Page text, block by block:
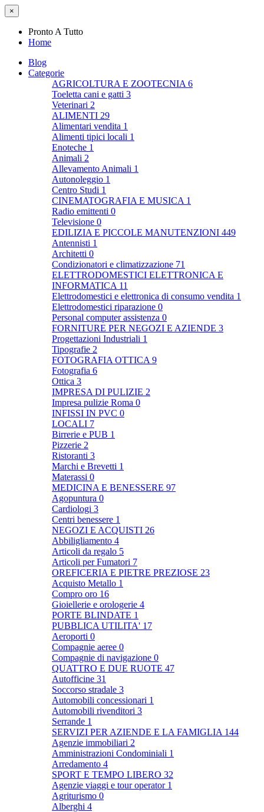
×
Pronto A Tutto
Home
Blog
Categorie
AGRICOLTURA E ZOOTECNIA 6
Toeletta cani e gatti 3
Veterinari 2
ALIMENTI 29
Alimentari vendita 1
Alimenti tipici locali 1
Enoteche 1
Animali 2
Allevamento Animali 1
Autonoleggio 1
Centro Studi 1
CINEMATOGRAFIA E MUSICA 1
Radio emittenti 0
Televisione 0
EDILIZIA E PICCOLE MANUTENZIONI 449
Antennisti 1
Architetti 0
Condizionatori e climatizzazione 71
ELETTRODOMESTICI ELETTRONICA E
INFORMATICA 11
Elettrodomestici e elettronica di consumo vendita 1
Elettrodomestici riparazione 0
Personal computer assistenza 0
FORNITURE PER NEGOZI E AZIENDE 3
Progettazioni Industriali 1
Tipografie 2
FOTOGRAFIA OTTICA 9
Fotografia 6
Ottica 3
IMPRESA DI PULIZIE 2
Impresa pulizie Roma 0
INFISSI IN PVC 0
LOCALI 7
Birrerie e PUB 1
Pizzerie 2
Ristoranti 3
Marchi e Brevetti 1
Materassi 0
MEDICINA E BENESSERE 97
Agopuntura 0
Cardiologi 3
Centri benessere 1
NEGOZI E ACQUISTI 26
Abbiligliamento 4
Articoli da regalo 5
Articoli per Fumatori 7
OREFICERIA E PIETRE PREZIOSE 23
Acquisto Metallo 1
Compro oro 16
Gioiellerie e orologerie 4
PORTE BLINDATE 1
PUBBLICA UTILITA' 17
Aeroporti 0
Compagnie aeree 0
Compagnie di navigazione 0
QUATTRO E DUE RUOTE 47
Autofficine 31
Soccorso stradale 3
Automobili concessionari 1
Automobili rivenditori 3
Serrande 1
SERVIZI PER AZIENDE E LA FAMIGLIA 144
Agenzie immobiliari 2
Amministrazioni Condominiali 1
Arredamento 4
SPORT E TEMPO LIBERO 32
Agenzie viaggi e tour operator 1
Agriturismo 0
Alberghi 4